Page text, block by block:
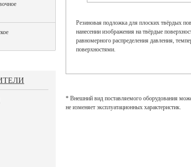
Резиновая подложка для плоских твёрдых
нанесении изображения на твёрдые
равномерного распределения давления,
поверхностями.
* Внешний вид поставляемого оборудования
не изменяет эксплуатационных характеристик.